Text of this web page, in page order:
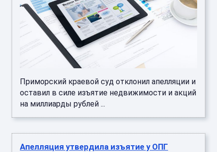
Приморский краевой суд отклонил апелляции и
оставил в силе изъятие недвижимости и акций
на миллиарды рублей ...
Апелляция утвердила изъятие у ОПГ